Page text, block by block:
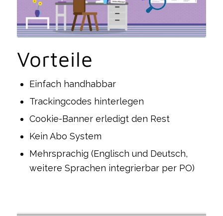
Vorteile
Einfach handhabbar
Trackingcodes hinterlegen
Cookie-Banner erledigt den Rest
Kein Abo System
Mehrsprachig (Englisch und Deutsch,
weitere Sprachen integrierbar per PO)